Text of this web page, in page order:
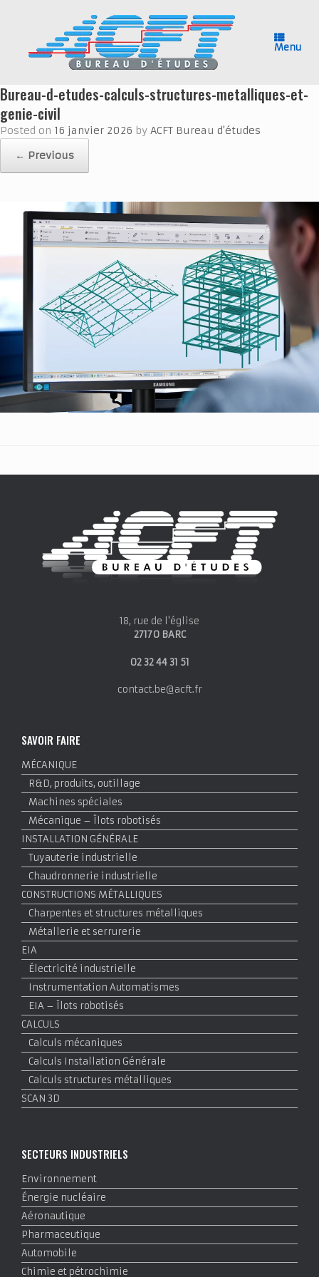
Menu
Bureau-d-etudes-calculs-structures-metalliques-et-
genie-civil
Posted on 16 janvier 2026 by ACFT Bureau d'études
← Previous
18, rue de l'église
27170 BARC
02 32 44 31 51
contact.be@acft.fr
SAVOIR FAIRE
MÉCANIQUE
R&D, produits, outillage
Machines spéciales
Mécanique – Îlots robotisés
INSTALLATION GÉNÉRALE
Tuyauterie industrielle
Chaudronnerie industrielle
CONSTRUCTIONS MÉTALLIQUES
Charpentes et structures métalliques
Métallerie et serrurerie
EIA
Électricité industrielle
Instrumentation Automatismes
EIA – Îlots robotisés
CALCULS
Calculs mécaniques
Calculs Installation Générale
Calculs structures métalliques
SCAN 3D
SECTEURS INDUSTRIELS
Environnement
Énergie nucléaire
Aéronautique
Pharmaceutique
Automobile
Chimie et pétrochimie